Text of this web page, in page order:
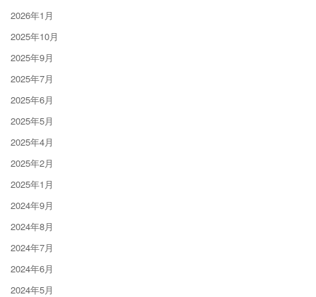
2026年1月
2025年10月
2025年9月
2025年7月
2025年6月
2025年5月
2025年4月
2025年2月
2025年1月
2024年9月
2024年8月
2024年7月
2024年6月
2024年5月